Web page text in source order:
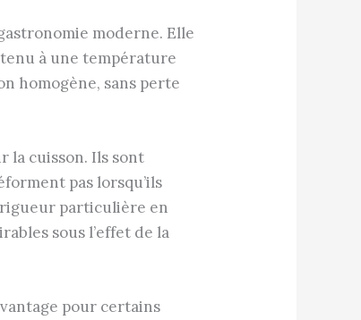
moderne. Elle
à une température
homogène, sans perte
la cuisson. Ils sont
pas lorsqu’ils
particulière en
sous l’effet de la
pour certains